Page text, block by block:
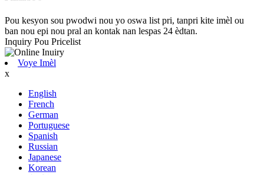
Pou kesyon sou pwodwi nou yo oswa list pri, tanpri kite imèl ou
ban nou epi nou pral an kontak nan lespas 24 èdtan.
Inquiry Pou Pricelist
Voye Imèl
x
English
French
German
Portuguese
Spanish
Russian
Japanese
Korean